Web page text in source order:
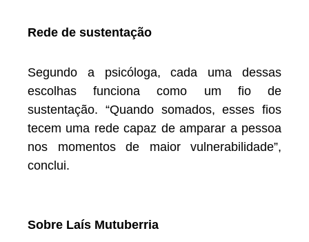
Rede de sustentação
Segundo a psicóloga, cada uma dessas
escolhas funciona como um fio de
sustentação. “Quando somados, esses fios
tecem uma rede capaz de amparar a pessoa
nos momentos de maior vulnerabilidade”,
conclui.
Sobre Laís Mutuberria